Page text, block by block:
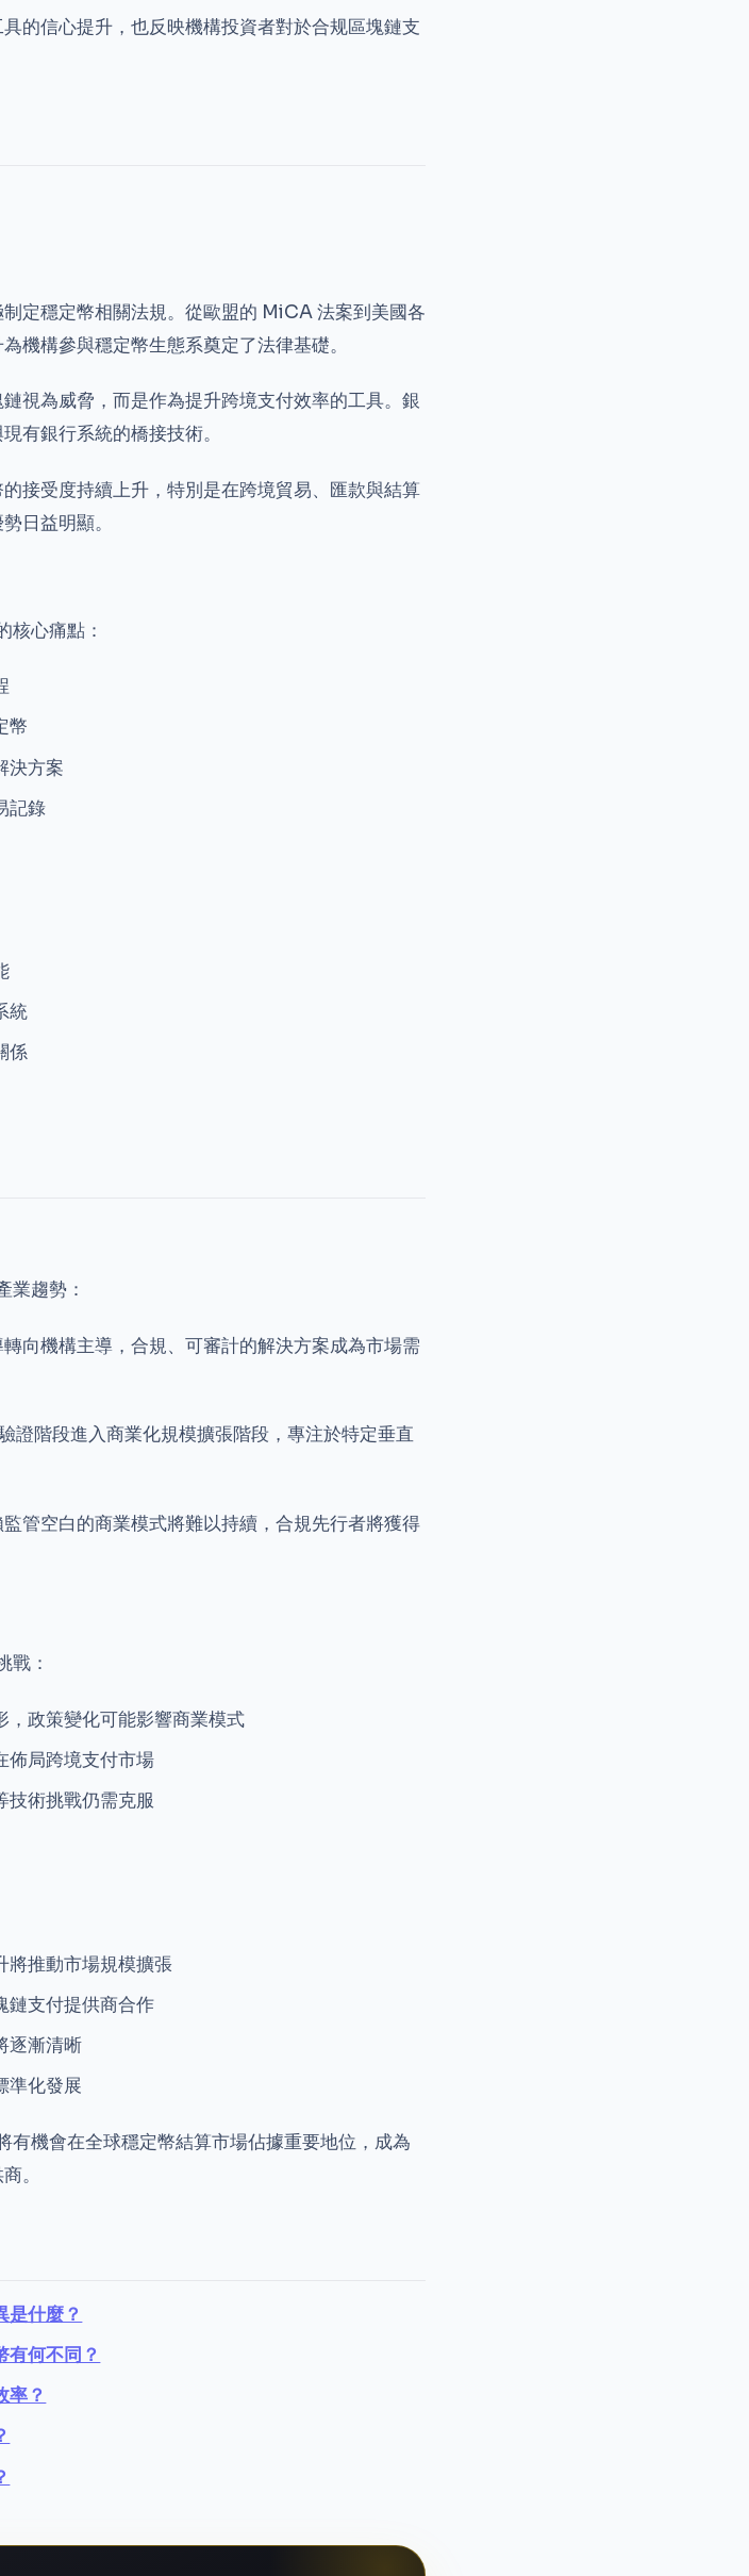
的信心提升，也反映機構投資者對於合规區塊鏈支
定穩定幣相關法規。從歐盟的 MiCA 法案到美國各
機構參與穩定幣生態系奠定了法律基礎。
視為威脅，而是作為提升跨境支付效率的工具。銀
有銀行系統的橋接技術。
的接受度持續上升，特別是在跨境貿易、匯款與結算
日益明顯。
心痛點：
幣
決方案
記錄
統
係
趨勢：
向機構主導，合規、可審計的解決方案成為市場需
證階段進入商業化規模擴張階段，專注於特定垂直
管空白的商業模式將難以持續，合規先行者將獲得
戰：
，政策變化可能影響商業模式
佈局跨境支付市場
技術挑戰仍需克服
將推動市場規模擴張
鏈支付提供商合作
逐漸清晰
準化發展
機會在全球穩定幣結算市場佔據重要地位，成為
。
是什麼？
有何不同？
率？